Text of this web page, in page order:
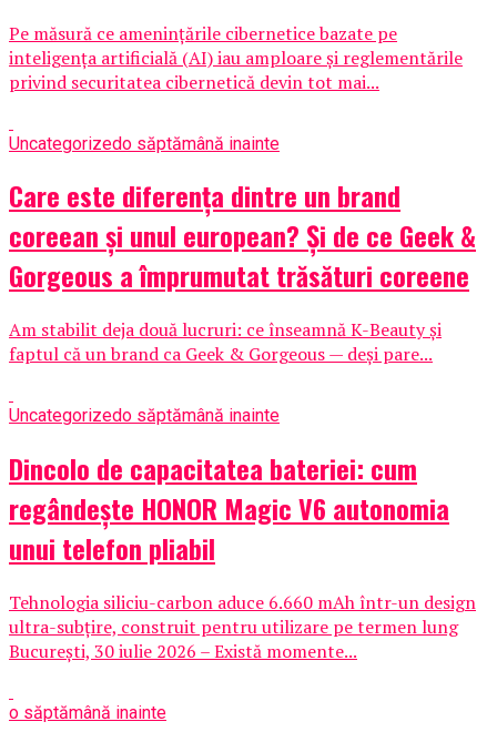
Pe măsură ce amenințările cibernetice bazate pe
inteligența artificială (AI) iau amploare și reglementările
privind securitatea cibernetică devin tot mai...
Uncategorizedo săptămână inainte
Care este diferența dintre un brand
coreean și unul european? Și de ce Geek &
Gorgeous a împrumutat trăsături coreene
Am stabilit deja două lucruri: ce înseamnă K-Beauty și
faptul că un brand ca Geek & Gorgeous — deși pare...
Uncategorizedo săptămână inainte
Dincolo de capacitatea bateriei: cum
regândește HONOR Magic V6 autonomia
unui telefon pliabil
Tehnologia siliciu-carbon aduce 6.660 mAh într-un design
ultra-subțire, construit pentru utilizare pe termen lung
București, 30 iulie 2026 – Există momente...
o săptămână inainte